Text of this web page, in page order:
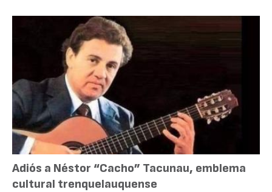
Adiós a Néstor “Cacho” Tacunau, emblema
cultural trenquelauquense